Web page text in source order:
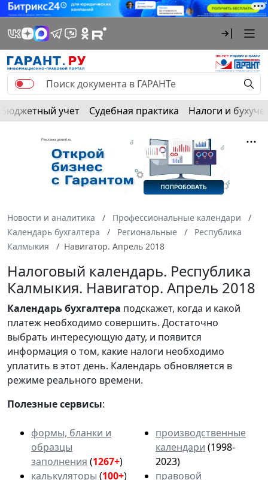
Бюджетный учет Судебная практика Налоги и
Новости и аналитика
Профессиональные календари
Календарь бухгалтера
Региональные
Республика
Калмыкия
Навигатор. Апрель 2018
Налоговый календарь. Республика
Калмыкия. Навигатор. Апрель 2018
Календарьбухгалтера подскажет, когда и какой
платеж необходимо совершить. Достаточно
выбрать интересующую дату, и появится
информация о том, какие налоги необходимо
уплатить в этот день. Календарь обновляется в
режиме реального времени.
Полезные сервисы:
формы, бланки и
образцы
заполнения (1267+)
калькуляторы (100+)
производственные
календари (1998-
2023)
правовой